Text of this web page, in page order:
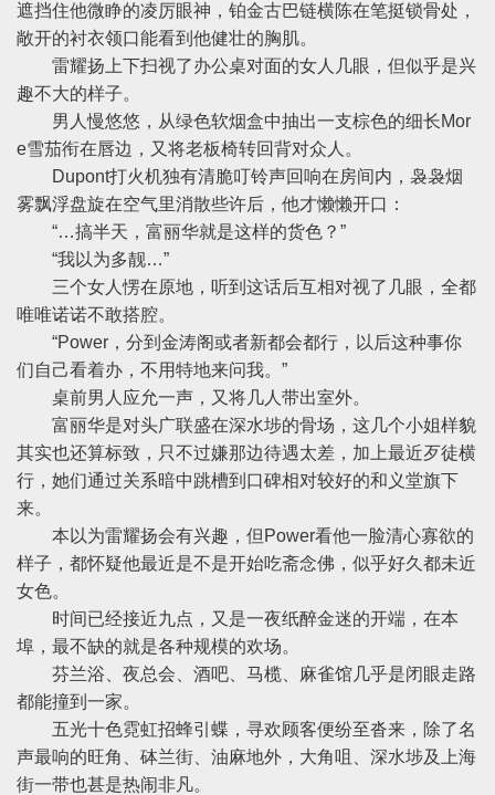
遮挡住他微睁的凌厉眼神，铂金古巴链横陈在笔挺锁骨处，
敞开的衬衣领口能看到他健壮的胸肌。
雷耀扬上下扫视了办公桌对面的女人几眼，但似乎是兴
趣不大的样子。
男人慢悠悠，从绿色软烟盒中抽出一支棕色的细长Mor
e雪茄衔在唇边，又将老板椅转回背对众人。
Dupont打火机独有清脆叮铃声回响在房间内，袅袅烟
雾飘浮盘旋在空气里消散些许后，他才懒懒开口：
“…搞半天，富丽华就是这样的货色？”
“我以为多靓…”
三个女人愣在原地，听到这话后互相对视了几眼，全都
唯唯诺诺不敢搭腔。
“Power，分到金涛阁或者新都会都行，以后这种事你
们自己看着办，不用特地来问我。”
桌前男人应允一声，又将几人带出室外。
富丽华是对头广联盛在深水埗的骨场，这几个小姐样貌
其实也还算标致，只不过嫌那边待遇太差，加上最近歹徒横
行，她们通过关系暗中跳槽到口碑相对较好的和义堂旗下
来。
本以为雷耀扬会有兴趣，但Power看他一脸清心寡欲的
样子，都怀疑他最近是不是开始吃斋念佛，似乎好久都未近
女色。
时间已经接近九点，又是一夜纸醉金迷的开端，在本
埠，最不缺的就是各种规模的欢场。
芬兰浴、夜总会、酒吧、马榄、麻雀馆几乎是闭眼走路
都能撞到一家。
五光十色霓虹招蜂引蝶，寻欢顾客便纷至沓来，除了名
声最响的旺角、砵兰街、油麻地外，大角咀、深水埗及上海
街一带也甚是热闹非凡。